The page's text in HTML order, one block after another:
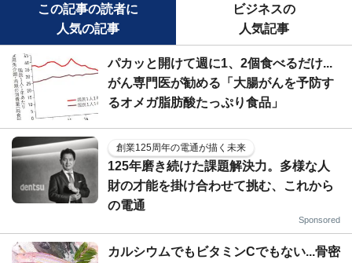
この記事の読者に
人気の記事
ビジネスの
人気記事
パカッと開けて週に1、2個食べるだけ...
がん専門医が勧める「大腸がんを予防す
るオメガ脂肪酸たっぷり食品」
創業125周年の電通が描く未来
125年磨き続けた課題解決力。多様な人
財の才能を掛け合わせて挑む、これから
の電通
Sponsored
カルシウムでもビタミンCでもない...骨密